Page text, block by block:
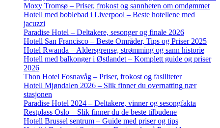
Moxy Tromsø – Priser, frokost og sannheten om omdømmet
Hotell med boblebad i Liverpool – Beste hotellene med
jacuzzi
Paradise Hotel – Deltakere, sesonger og finale 2026
Hotell San Francisco – Beste Områder, Tips og Priser 2025
Hotel Rwanda – Aldersgrense, strømming og sann historie
Hotell med balkonger i Østlandet – Komplett guide og priser
2026
Thon Hotel Fosnavåg – Priser, frokost og fasiliteter
Hotell Mjøndalen 2026 – Slik finner du overnatting nær
stasjonen
Paradise Hotel 2024 – Deltakere, vinner og sesongfakta
Restplass Oslo – Slik finner du de beste tilbudene
Hotell Brussel sentrum – Guide med priser og tips